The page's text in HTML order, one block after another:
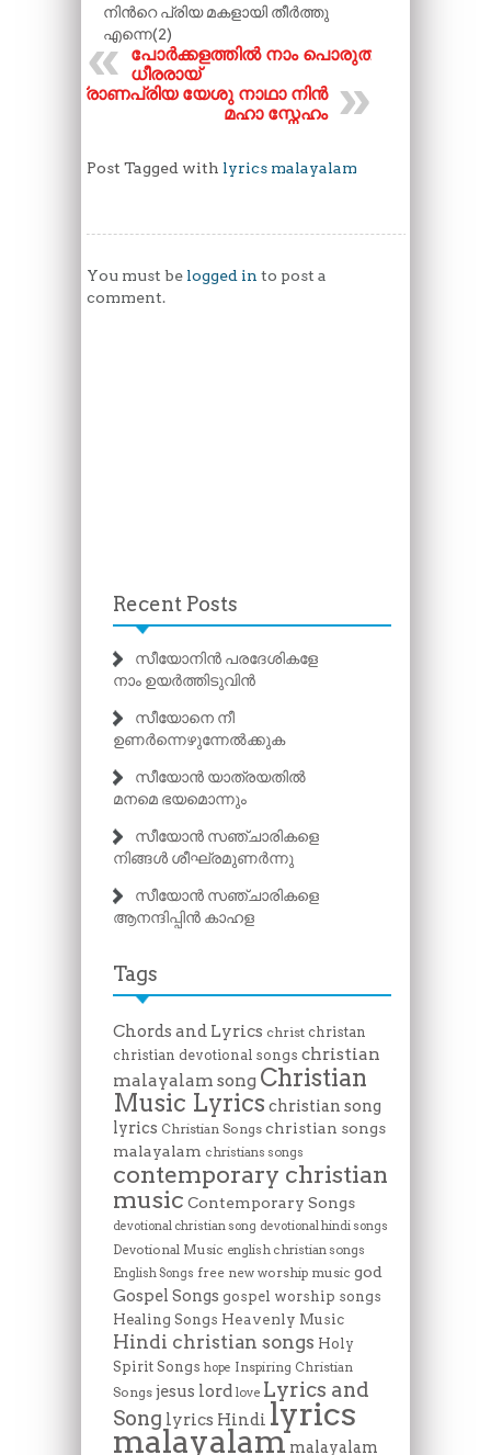
നിന്‍റെ പ്രിയ മകളായി തീർത്തു
എന്നെ(2)
പോർക്കളത്തിൽ നാം പൊരുതുക
ധീരരായ്
പ്രാണപ്രിയ യേശു നാഥാ നിൻ
മഹാ സ്നേഹം
Post Tagged with lyrics malayalam
You must be logged in to post a
comment.
Recent Posts
സീയോനിൻ പരദേശികളേ
നാം ഉയർത്തിടുവിൻ
സീയോനെ നീ
ഉണർന്നെഴുന്നേൽക്കുക
സീയോൻ യാത്രയതിൽ
മനമെ ഭയമൊന്നും
സീയോൻ സഞ്ചാരികളെ
നിങ്ങൾ ശീഘ്രമുണർന്നു
സീയോൻ സഞ്ചാരികളെ
ആനന്ദിപ്പിൻ കാഹള
Tags
Chords and Lyrics christ christan
christian devotional songs christian
malayalam song Christian
Music Lyrics christian song
lyrics Christian Songs christian songs
malayalam christians songs
contemporary christian
music Contemporary Songs
devotional christian song devotional hindi songs
Devotional Music english christian songs
English Songs free new worship music god
Gospel Songs gospel worship songs
Healing Songs Heavenly Music
Hindi christian songs Holy
Spirit Songs hope Inspiring Christian
Songs jesus lord love Lyrics and
Song lyrics Hindi lyrics
malayalam malayalam